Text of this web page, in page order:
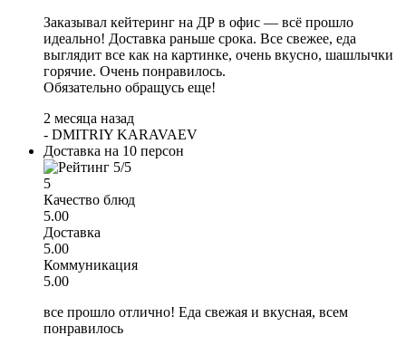
Заказывал кейтеринг на ДР в офис — всё прошло
идеально! Доставка раньше срока. Все свежее, еда
выглядит все как на картинке, очень вкусно, шашлычки
горячие. Очень понравилось.
Обязательно обращусь еще!
2 месяца назад
- DMITRIY KARAVAEV
Доставка на 10 персон
5
Качество блюд
5.00
Доставка
5.00
Коммуникация
5.00
все прошло отлично! Еда свежая и вкусная, всем
понравилось